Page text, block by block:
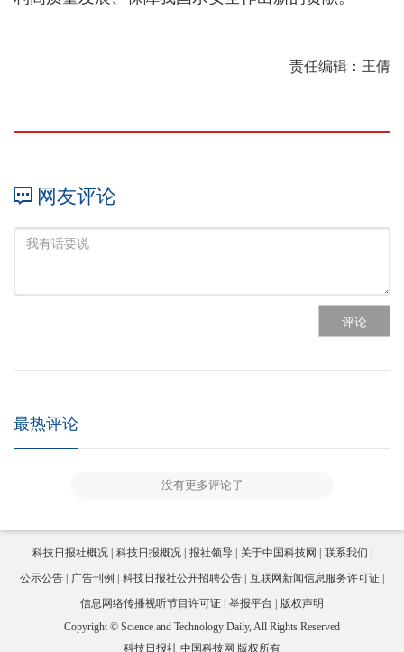
责任编辑：王倩
网友评论
评论
最热评论
没有更多评论了
科技日报社概况 科技日报概况 报社领导 关于中国科技网
联系我们
公示公告
广告刊例 科技日报社公开招聘公告
互联网新闻信息服务许可证
信息网络传播视听节目许可证
举报平台
版权声明
Copyright © Science and Technology Daily, All Rights Reserved
科技日报社 中国科技网 版权所有